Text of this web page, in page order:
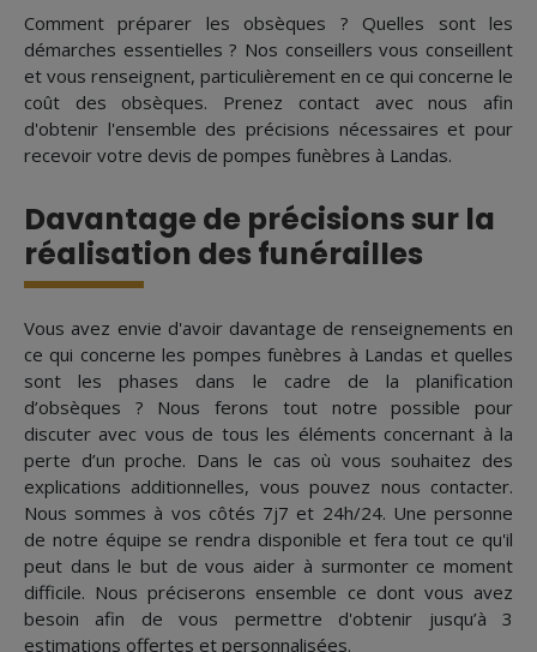
Comment préparer les obsèques ? Quelles sont les
démarches essentielles ? Nos conseillers vous conseillent
et vous renseignent, particulièrement en ce qui concerne le
coût des obsèques. Prenez contact avec nous afin
d'obtenir l'ensemble des précisions nécessaires et pour
recevoir votre devis de pompes funèbres à Landas.
Davantage de précisions sur la
réalisation des funérailles
Vous avez envie d'avoir davantage de renseignements en
ce qui concerne les pompes funèbres à Landas et quelles
sont les phases dans le cadre de la planification
d’obsèques ? Nous ferons tout notre possible pour
discuter avec vous de tous les éléments concernant à la
perte d’un proche. Dans le cas où vous souhaitez des
explications additionnelles, vous pouvez nous contacter.
Nous sommes à vos côtés 7j7 et 24h/24. Une personne
de notre équipe se rendra disponible et fera tout ce qu'il
peut dans le but de vous aider à surmonter ce moment
difficile. Nous préciserons ensemble ce dont vous avez
besoin afin de vous permettre d'obtenir jusqu’à 3
estimations offertes et personnalisées.